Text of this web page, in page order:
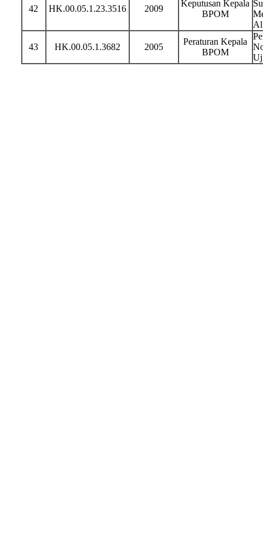
42 HK.00.05.1.23.3516 2009
Keputusan Kepala
BPOM
43 HK.00.05.1.3682 2005
Peraturan Kepala
BPOM